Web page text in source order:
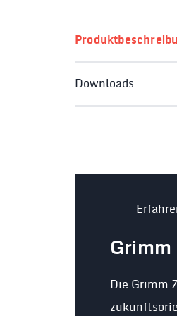
Downloads
Grimm
Die Grimm